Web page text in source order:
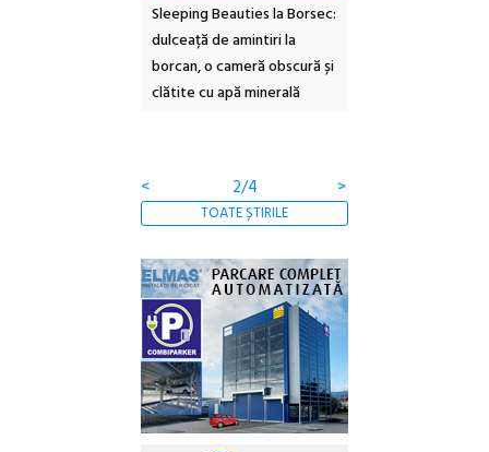
Sleeping Beauties la Borsec:
dulceață de amintiri la
borcan, o cameră obscură și
clătite cu apă minerală
< 2/4 >
TOATE ȘTIRILE